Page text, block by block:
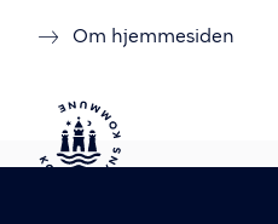
Om hjemmesiden